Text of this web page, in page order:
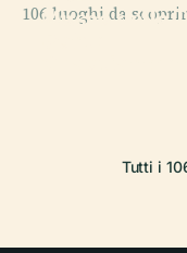
106 luoghi da
Museo delle
PLACE
Tutti i